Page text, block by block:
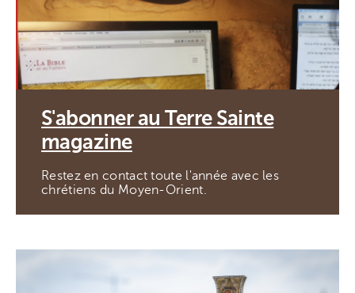
S'abonner au Terre Sainte
magazine
Restez en contact toute l'année avec les
chrétiens du Moyen-Orient.